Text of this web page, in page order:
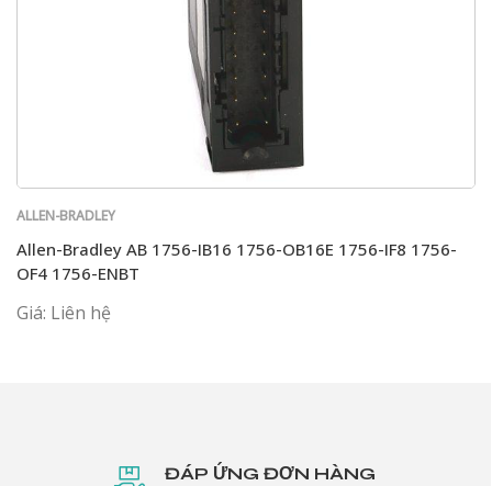
ALLEN-BRADLEY
Allen-Bradley AB 1756-IB16 1756-OB16E 1756-IF8 1756-
OF4 1756-ENBT
Giá: Liên hệ
ĐÁP ỨNG ĐƠN HÀNG